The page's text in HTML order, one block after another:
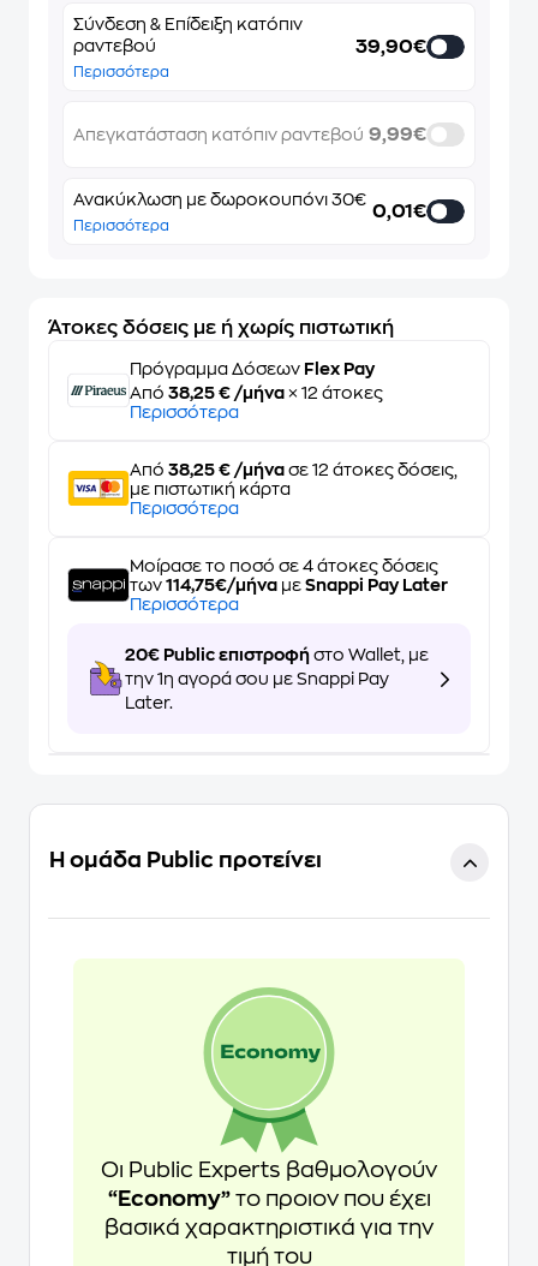
Σύνδεση & Επίδειξη κατόπιν
ραντεβού
Περισσότερα
39,90€
Απεγκατάσταση κατόπιν ραντεβού 9,99€
Ανακύκλωση με δωροκουπόνι 30€
Περισσότερα
0,01€
Άτοκες δόσεις με ή χωρίς πιστωτική
Πρόγραμμα Δόσεων Flex Pay
Από 38,25 € /μήνα × 12 άτοκες
Περισσότερα
Από 38,25 € /μήνα σε 12 άτοκες δόσεις,
με πιστωτική κάρτα
Περισσότερα
Μοίρασε το ποσό σε 4 άτοκες δόσεις
των 114,75€/μήνα με Snappi Pay Later
Περισσότερα
20€ Public επιστροφή στο Wallet, με
την 1η αγορά σου με Snappi Pay
Later.
Η ομάδα Public προτείνει
Οι Public Experts βαθμολογούν
“Economy”το προιον που έχει
βασικά χαρακτηριστικά για την
τιμή του